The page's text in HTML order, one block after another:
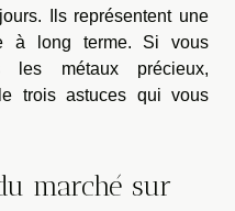
Ils représentent une
à long terme. Si vous
les métaux précieux,
trois astuces qui vous
marché sur